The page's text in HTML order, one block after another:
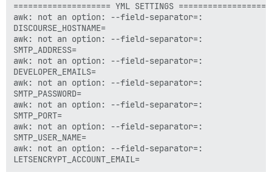
==================== YML SETTINGS
awk: not an option: --field-separator=:
DISCOURSE_HOSTNAME=
awk: not an option: --field-separator=:
SMTP_ADDRESS=
awk: not an option: --field-separator=:
DEVELOPER_EMAILS=
awk: not an option: --field-separator=:
SMTP_PASSWORD=
awk: not an option: --field-separator=:
SMTP_PORT=
awk: not an option: --field-separator=:
SMTP_USER_NAME=
awk: not an option: --field-separator=: